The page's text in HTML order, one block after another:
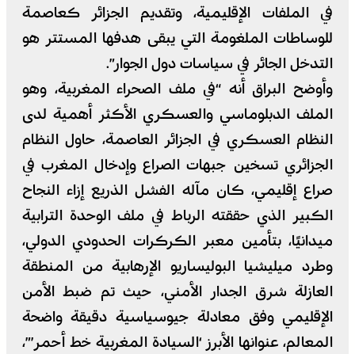
في الملفات الإقليمية، وتقديم الجزائر كعاصمة
للوساطات الملغومة التي يبقى هدفها المستتر هو
التدخل الجائر في سياسات دول الجوار”.
وأوضح البراق أنه “في ملف الصحراء المغربية، وهو
الملف الدبلوماسي والعسكري الأكثر أهمية لدى
النظام العسكري في الجزائر العاصمة، حاول النظام
الجزائري تسخين جبهات الصراع وإدخال المغرب في
صراع إقليمي، كان مآله الفشل الذريع إزاء النجاح
الكبير الذي حققته الرباط في ملف الوحدة الترابية
ميدانيًا، بتأمين معبر الكركرات الحدودي الدولي،
وطرد ميليشيا البوليساريو الإرهابية من المنطقة
العازلة شرق الجدار الأمني، حيث تم ضبط الأمن
الإقليمي وفق معادلة جيوسياسية دقيقة واضحة
المعالم، عنوانها الأبرز ‘السيادة المغربية خط أحمر’”،